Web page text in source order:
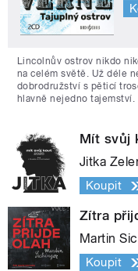
Lincolnův ostrov nikdo
na celém světě. Už déle
dobrodružství s pěticí
hlavně nejedno tajemství.
Mít svůj
Jitka
Koupit
Zítra
Martin
Koupit